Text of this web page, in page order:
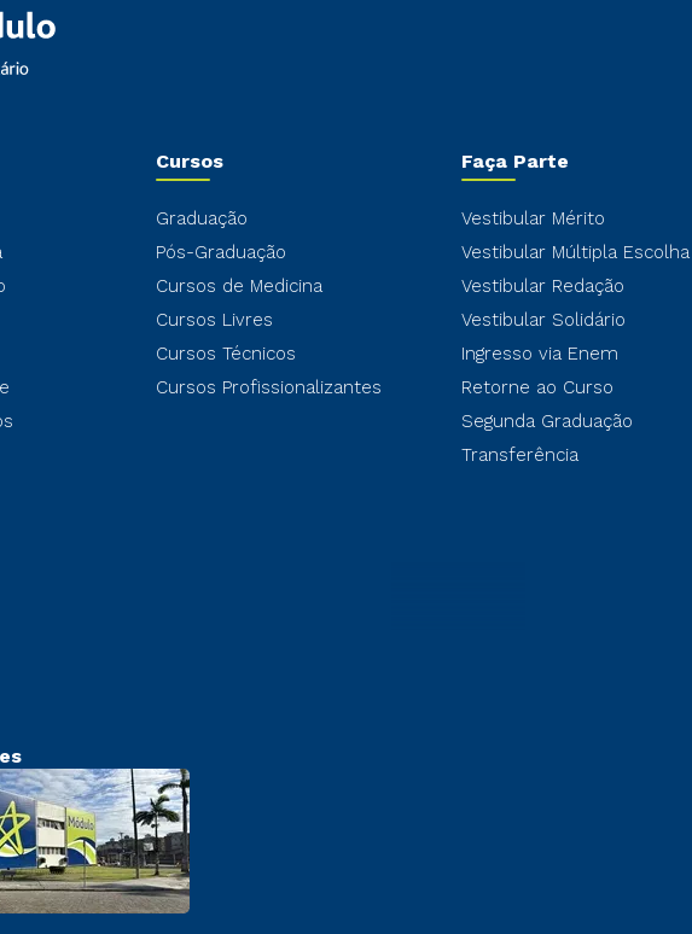
Cursos
Graduação
Pós-Graduação
Cursos de Medicina
Cursos Livres
Cursos Técnicos
Cursos Profissionalizantes
Faça Parte
Vestibular Mérito
Vestibular Múltipla Escolha
Vestibular Redação
Vestibular Solidário
Ingresso via Enem
Retorne ao Curso
Segunda Graduação
Transferência